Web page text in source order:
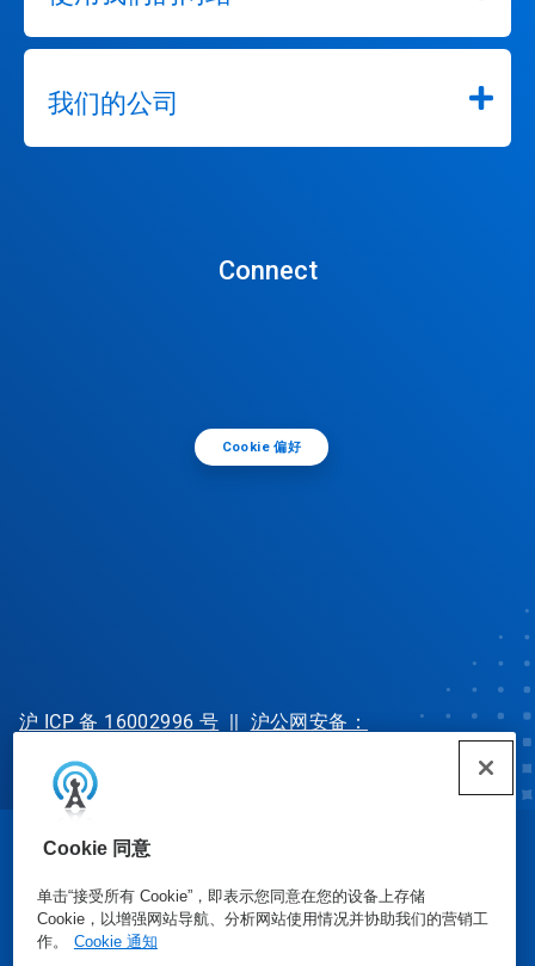
Cookie 同意
单击“接受所有 Cookie”，即表示您同意在您的设备上存储
Cookie，以增强网站导航、分析网站使用情况并协助我们的营销工
作。
Cookie 通知
我们的公司
Connect
Cookie 偏好
沪 ICP 备 16002996 号 || 沪公网安备：
31010702002902 号
安全数据表 | 隐私政策|使用条款